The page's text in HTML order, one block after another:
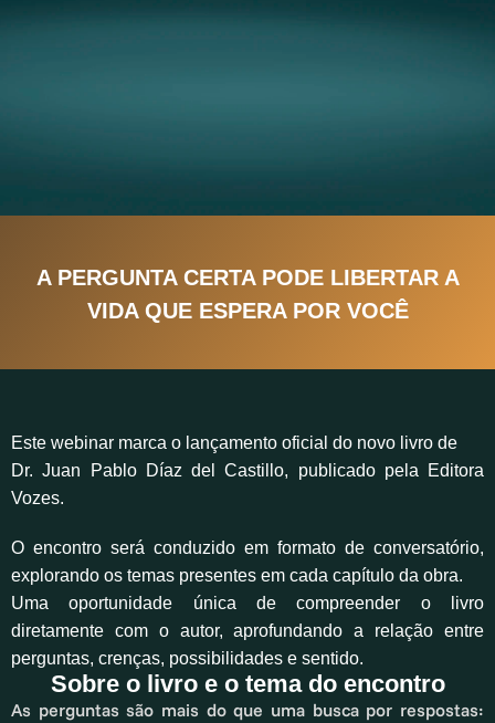
A PERGUNTA CERTA PODE LIBERTAR A
VIDA QUE ESPERA POR VOCÊ
Este webinar marca o lançamento oficial do novo livro de
Dr. Juan Pablo Díaz del Castillo, publicado pela Editora
Vozes.
O encontro será conduzido em formato de conversatório,
explorando os temas presentes em cada capítulo da obra.
Uma oportunidade única de compreender o livro
diretamente com o autor, aprofundando a relação entre
perguntas, crenças, possibilidades e sentido.
Sobre o livro e o tema do encontro
As perguntas são mais do que uma busca por respostas: